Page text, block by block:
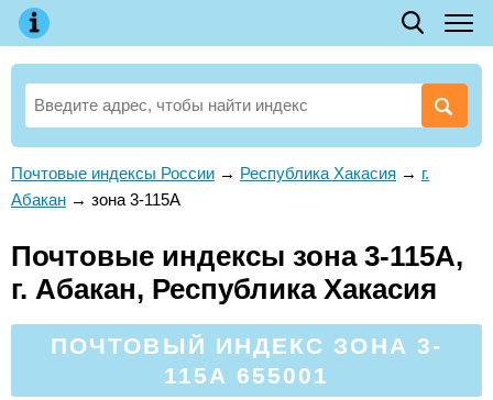
Почтовые индексы России → Республика Хакасия → г.
Абакан → зона 3-115А
Почтовые индексы зона 3-115А,
г. Абакан, Республика Хакасия
ПОЧТОВЫЙ ИНДЕКС ЗОНА 3-
115А 655001